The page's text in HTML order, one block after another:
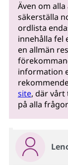
Även om
säkerställa
ordlista
innehålla fel
en allmän
information
site, där vårt
på alla